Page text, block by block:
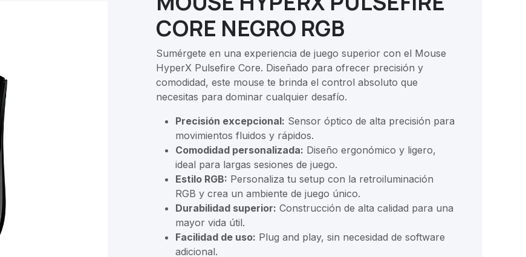
CORE NEGRO RGB
Sumérgete en una experiencia de juego superior con el Mouse
HyperX Pulsefire Core. Diseñado para ofrecer precisión y
comodidad, este mouse te brinda el control absoluto que
necesitas para dominar cualquier desafío.
Precisión excepcional: Sensor óptico de alta precisión para
movimientos fluidos y rápidos.
Comodidad personalizada: Diseño ergonómico y ligero,
ideal para largas sesiones de juego.
Estilo RGB: Personaliza tu setup con la retroiluminación
RGB y crea un ambiente de juego único.
Durabilidad superior: Construcción de alta calidad para una
mayor vida útil.
Facilidad de uso: Plug and play, sin necesidad de software
adicional.